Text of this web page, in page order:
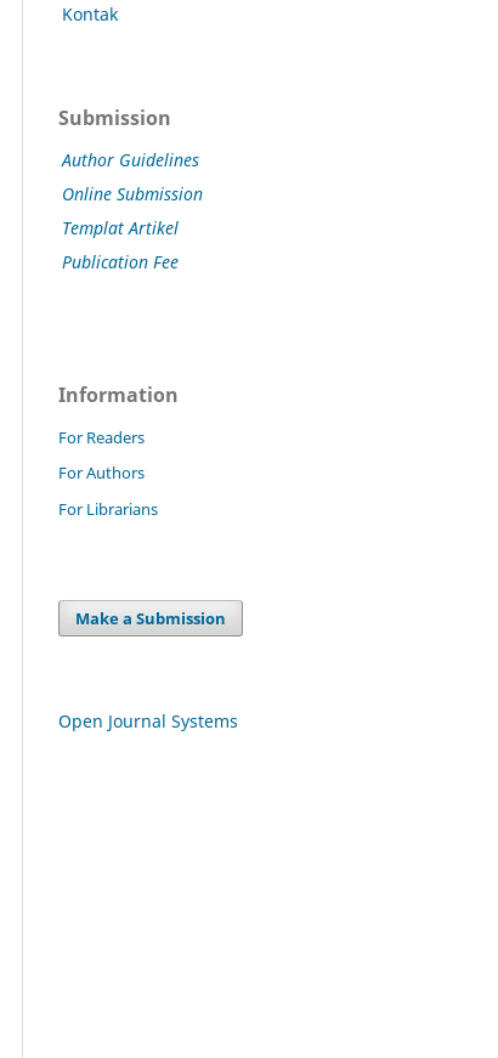
Kontak
Submission
Author Guidelines
Online Submission
Templat Artikel
Publication Fee
Information
For Readers
For Authors
For Librarians
Make a Submission
Open Journal Systems